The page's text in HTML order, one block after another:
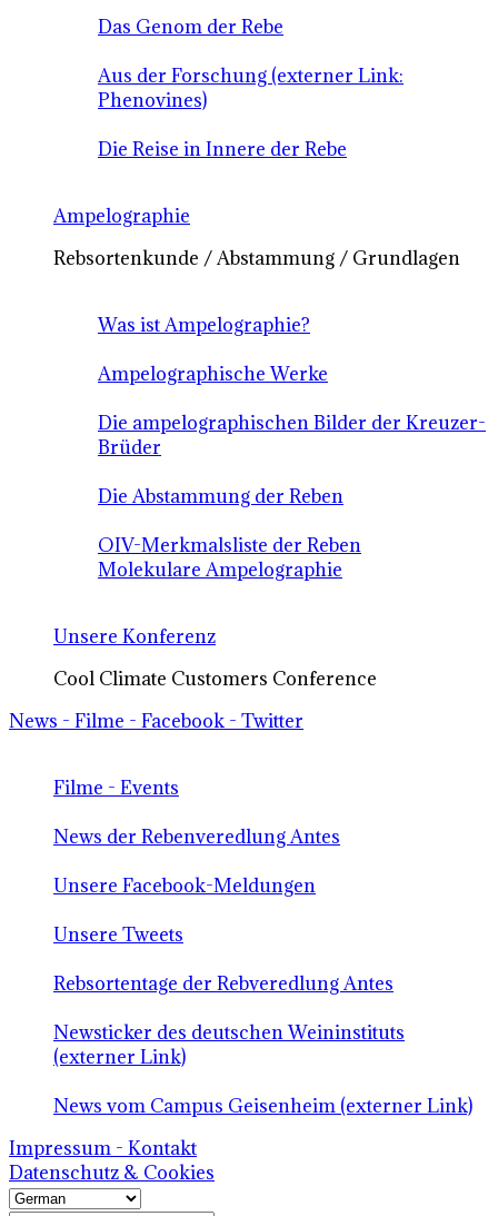
Das Genom der Rebe
Aus der Forschung (externer Link:
Phenovines)
Die Reise in Innere der Rebe
Ampelographie
Rebsortenkunde / Abstammung / Grundlagen
Was ist Ampelographie?
Ampelographische Werke
Die ampelographischen Bilder der Kreuzer-
Brüder
Die Abstammung der Reben
OIV-Merkmalsliste der Reben
Molekulare Ampelographie
Unsere Konferenz
Cool Climate Customers Conference
News - Filme - Facebook - Twitter
Filme - Events
News der Rebenveredlung Antes
Unsere Facebook-Meldungen
Unsere Tweets
Rebsortentage der Rebveredlung Antes
Newsticker des deutschen Weininstituts
(externer Link)
News vom Campus Geisenheim (externer Link)
Impressum - Kontakt
Datenschutz & Cookies